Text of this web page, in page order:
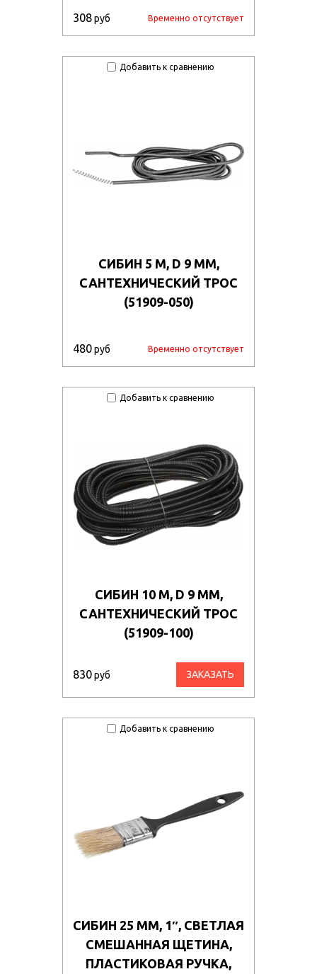
70442_r02.jpg
102218.970.jpg
57319_011.jpg
57321_011.jpg
127788.970.jpg
308руб Временно отсутствует
Добавить к сравнению
СИБИН 5 М, D 9 ММ,
САНТЕХНИЧЕСКИЙ ТРОС
(51909-050)
480руб Временно отсутствует
Добавить к сравнению
СИБИН 10 М, D 9 ММ,
САНТЕХНИЧЕСКИЙ ТРОС
(51909-100)
830руб ЗАКАЗАТЬ
Добавить к сравнению
СИБИН 25 ММ, 1″, СВЕТЛАЯ
СМЕШАННАЯ ЩЕТИНА,
ПЛАСТИКОВАЯ РУЧКА,